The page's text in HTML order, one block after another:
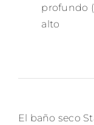
profundo
alto
El baño seco